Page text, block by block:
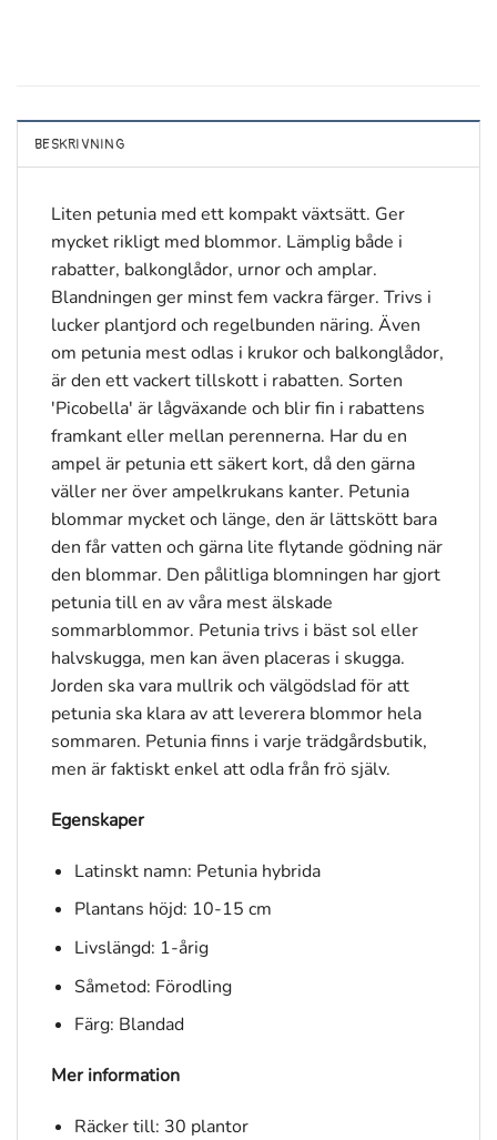
BESKRIVNING
Liten petunia med ett kompakt växtsätt. Ger
mycket rikligt med blommor. Lämplig både i
rabatter, balkonglådor, urnor och amplar.
Blandningen ger minst fem vackra färger. Trivs i
lucker plantjord och regelbunden näring. Även
om petunia mest odlas i krukor och balkonglådor,
är den ett vackert tillskott i rabatten. Sorten
'Picobella' är lågväxande och blir fin i rabattens
framkant eller mellan perennerna. Har du en
ampel är petunia ett säkert kort, då den gärna
väller ner över ampelkrukans kanter. Petunia
blommar mycket och länge, den är lättskött bara
den får vatten och gärna lite flytande gödning när
den blommar. Den pålitliga blomningen har gjort
petunia till en av våra mest älskade
sommarblommor. Petunia trivs i bäst sol eller
halvskugga, men kan även placeras i skugga.
Jorden ska vara mullrik och välgödslad för att
petunia ska klara av att leverera blommor hela
sommaren. Petunia finns i varje trädgårdsbutik,
men är faktiskt enkel att odla från frö själv.
Egenskaper
Latinskt namn: Petunia hybrida
Plantans höjd: 10-15 cm
Livslängd: 1-årig
Såmetod: Förodling
Färg: Blandad
Mer information
Räcker till: 30 plantor